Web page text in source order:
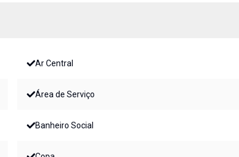
Ar Central
Área de Serviço
Banheiro Social